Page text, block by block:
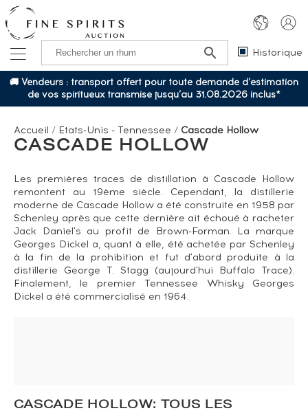
Historique
🚚 Vendeurs : transport offert pour toute demande d’estimation
de vos spiritueux transmise jusqu’au 31.08.2026 inclus*
Accueil / Etats-Unis - Tennessee / Cascade Hollow
CASCADE HOLLOW
Les premières traces de distillation à Cascade Hollow
remontent au 19ème siècle. Cependant, la distillerie
moderne de Cascade Hollow a été construite en 1958 par
Schenley après que cette dernière ait échoué à racheter
Jack Daniel's au profit de Brown-Forman. La marque
Georges Dickel a, quant à elle, été achetée par Schenley
à la fin de la prohibition et fut d'abord produite à la
distillerie George T. Stagg (aujourd'hui Buffalo Trace).
Finalement, le premier Tennessee Whisky Georges
Dickel a été commercialisé en 1964.
CASCADE HOLLOW: TOUS LES